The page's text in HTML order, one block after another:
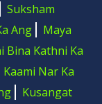
Suksham
Ang
Maya
Bina Kathni Ka
Kaami Nar Ka
Kusangat